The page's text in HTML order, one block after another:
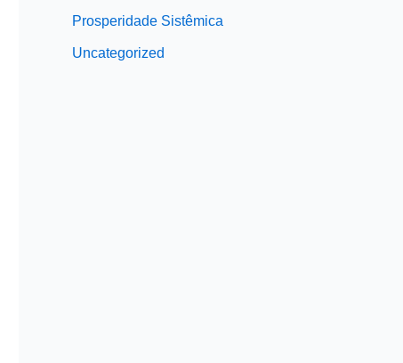
Prosperidade Sistêmica
Uncategorized